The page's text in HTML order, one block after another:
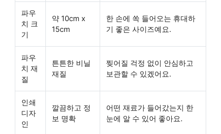
파우
치 크
기
약 10cm x
15cm
한 손에 쏙 들어오는 휴대하
기 좋은 사이즈예요.
파우
치 재
질
튼튼한 비닐
재질
찢어질 걱정 없이 안심하고
보관할 수 있겠어요.
인쇄
디자
인
깔끔하고 정
보 명확
어떤 재료가 들어갔는지 한
눈에 알 수 있어 좋아요.